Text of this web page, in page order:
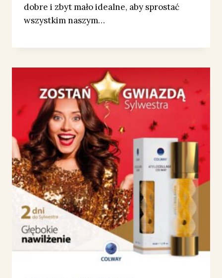
dobre i zbyt mało idealne, aby sprostać
wszystkim naszym…